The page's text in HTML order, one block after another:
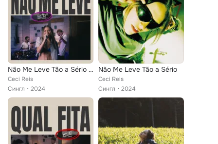
Não Me Leve Tão a Sério - Live Ceci (On)
Ceci Reis
Сингл
2024
Não Me Leve Tão a Sério
Ceci Reis
Сингл
2024